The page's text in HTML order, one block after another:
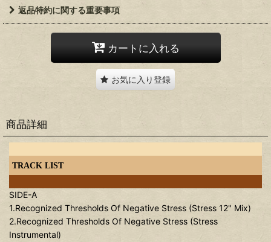
返品特約に関する重要事項
カートに入れる
お気に入り登録
商品詳細
TRACK LIST
SIDE-A
1.Recognized Thresholds Of Negative Stress (Stress 12" Mix)
2.Recognized Thresholds Of Negative Stress (Stress
Instrumental)